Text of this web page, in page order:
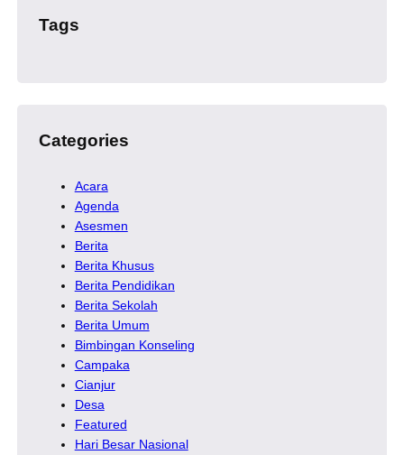
Tags
Categories
Acara
Agenda
Asesmen
Berita
Berita Khusus
Berita Pendidikan
Berita Sekolah
Berita Umum
Bimbingan Konseling
Campaka
Cianjur
Desa
Featured
Hari Besar Nasional